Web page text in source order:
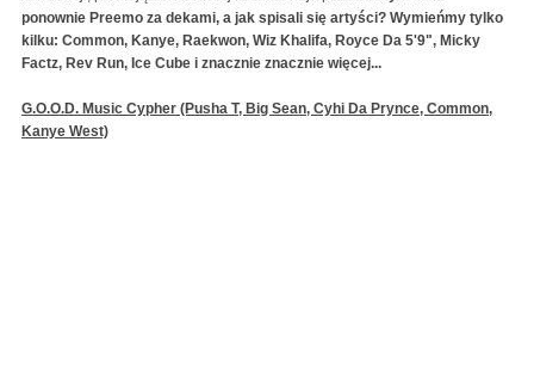
ponownie Preemo za dekami, a jak spisali się artyści? Wymieńmy tylko
kilku: Common, Kanye, Raekwon, Wiz Khalifa, Royce Da 5'9", Micky
Factz, Rev Run, Ice Cube i znacznie znacznie więcej...
G.O.O.D. Music Cypher (Pusha T, Big Sean, Cyhi Da Prynce, Common,
Kanye West)